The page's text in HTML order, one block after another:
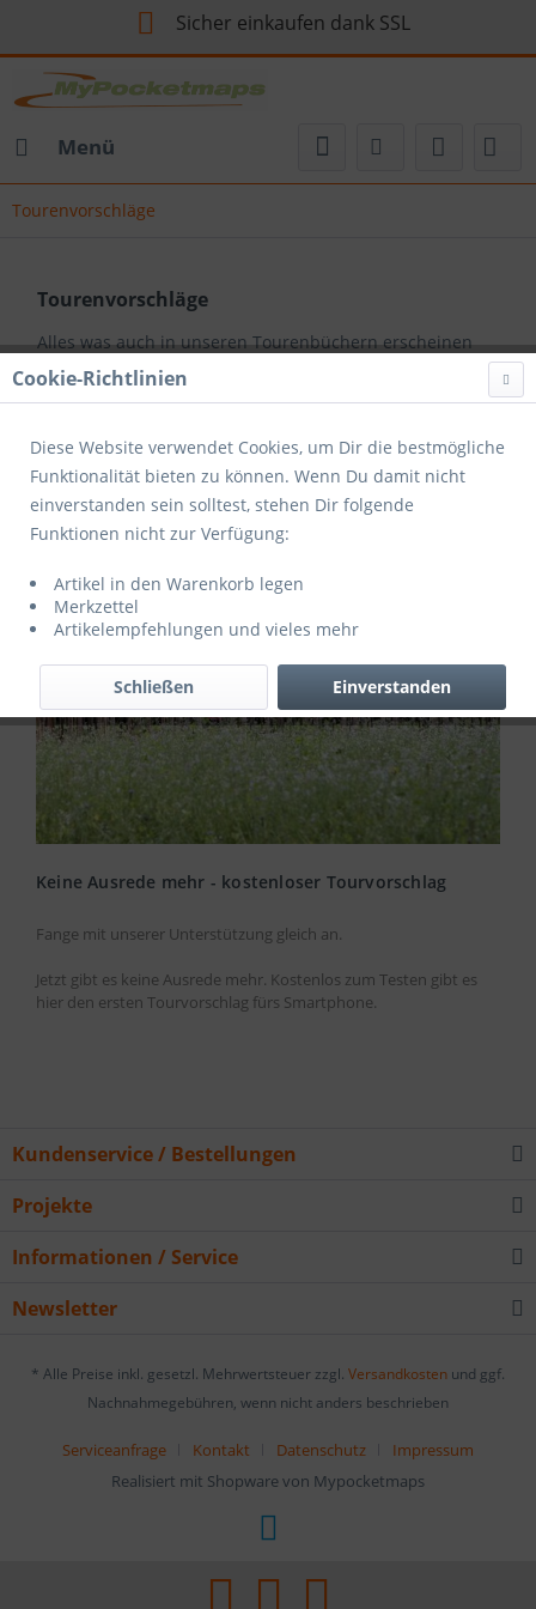
Sicher einkaufen dank SSL
Menü
Tourenvorschläge
Tourenvorschläge
Alles was auch in unseren Tourenbüchern erscheinen
wird oder schon erschienen ist. Alle Einträge
erfahren »
Filtern
Keine Ausrede mehr - kostenloser Tourvorschlag
Fange mit unserer Unterstützung gleich an.
Jetzt gibt es keine Ausrede mehr. Kostenlos zum Testen gibt es
hier den ersten Tourvorschlag fürs Smartphone.
Kundenservice / Bestellungen
Projekte
Informationen / Service
Newsletter
* Alle Preise inkl. gesetzl. Mehrwertsteuer zzgl. Versandkosten und ggf.
Nachnahmegebühren, wenn nicht anders beschrieben
Serviceanfrage Kontakt Datenschutz
Impressum
Realisiert mit Shopware von Mypocketmaps
Cookie-Richtlinien
Diese Website verwendet Cookies, um Dir die bestmögliche
Funktionalität bieten zu können. Wenn Du damit nicht
einverstanden sein solltest, stehen Dir folgende
Funktionen nicht zur Verfügung:
Artikel in den Warenkorb legen
Merkzettel
Artikelempfehlungen und vieles mehr
Einverstanden
Schließen